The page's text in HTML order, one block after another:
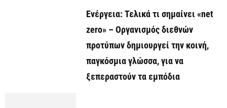
Ενέργεια: Τελικά τι σημαίνει «net
zero» – Οργανισμός διεθνών
προτύπων δημιουργεί την κοινή,
παγκόσμια γλώσσα, για να
ξεπεραστούν τα εμπόδια